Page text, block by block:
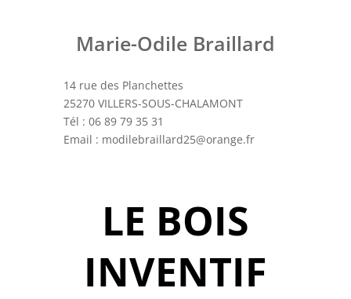
Marie-Odile Braillard
14 rue des Planchettes
25270 VILLERS-SOUS-CHALAMONT
Tél : 06 89 79 35 31
Email : modilebraillard25@orange.fr
LE BOIS
INVENTIF